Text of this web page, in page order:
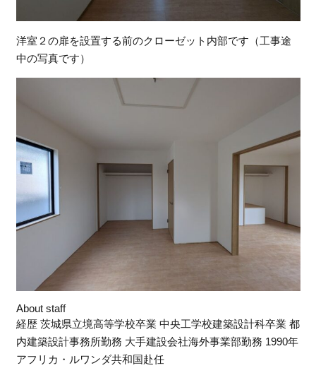
洋室２の扉を設置する前のクローゼット内部です（工事途
中の写真です）
About staff
経歴 茨城県立境高等学校卒業 中央工学校建築設計科卒業 都
内建築設計事務所勤務 大手建設会社海外事業部勤務 1990年
アフリカ・ルワンダ共和国赴任